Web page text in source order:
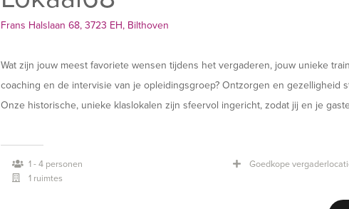
Frans Halslaan 68, 3723 EH, Bilthoven
Wat zijn jouw meest favoriete wensen tijdens het vergaderen, jouw unieke
coaching en de intervisie van je opleidingsgroep? Ontzorgen en gezelligheid
Onze historische, unieke klaslokalen zijn sfeervol ingericht, zodat jij en je
1 - 4 personen
1 ruimtes
Goedkope